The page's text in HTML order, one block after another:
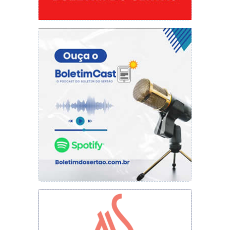
Fercondini/ C.Com./ Prefeitura de Campo
Grande do Piauí.